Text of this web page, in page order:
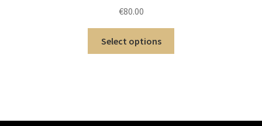
€80.00
Select options